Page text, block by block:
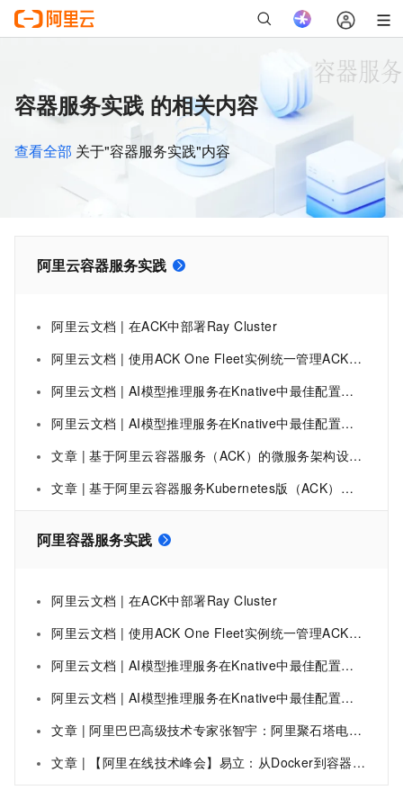
容器服务实践 的相关内容
查看全部 关于"容器服务实践"内容
阿里云容器服务实践
阿里云文档 | 在ACK中部署Ray Cluster
阿里云文档 | 使用ACK One Fleet实例统一管理ACK集群
阿里云文档 | AI模型推理服务在Knative中最佳配置实践
阿里云文档 | AI模型推理服务在Knative中最佳配置实践
文章 | 基于阿里云容器服务（ACK）的微服务架构设计与实践
文章 | 基于阿里云容器服务Kubernetes版（ACK）的微服务架构设计与实践
阿里容器服务实践
阿里云文档 | 在ACK中部署Ray Cluster
阿里云文档 | 使用ACK One Fleet实例统一管理ACK集群
阿里云文档 | AI模型推理服务在Knative中最佳配置实践
阿里云文档 | AI模型推理服务在Knative中最佳配置实践
文章 | 阿里巴巴高级技术专家张智宇：阿里聚石塔电商云容器服务应用和实践
文章 | 【阿里在线技术峰会】易立：从Docker到容器服务 ——Docker 云端实践之路